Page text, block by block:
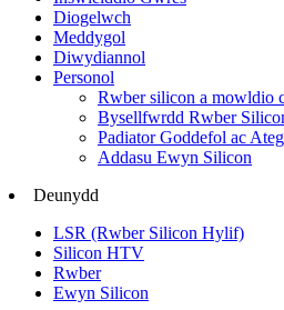
Diogelwch
Meddygol
Diwydiannol
Personol
Rwber silicon a mowldio
Bysellfwrdd Rwber
Padiator Goddefol ac
Addasu Ewyn Silicon
Deunydd
LSR (Rwber Silicon Hylif)
Silicon HTV
Rwber
Ewyn Silicon